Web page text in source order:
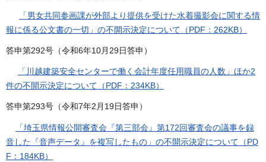
「男女共同参画課が外部より提供を受けた水着撮影会に関する情
報に係る公文書の一切」の不開示決定について（PDF：262KB）
答申第292号（令和6年10月29日答申）
「川越建築安全センターで働く会計年度任用職員の人数」ほか2
件の不開示決定について（PDF：234KB）
答申第293号（令和7年2月19日答申）
「埼玉県情報公開審査会『第三部会』第172回審査会の議事を録
音した『音声データ』を複写したもの」の不開示決定について（PD
F：184KB）